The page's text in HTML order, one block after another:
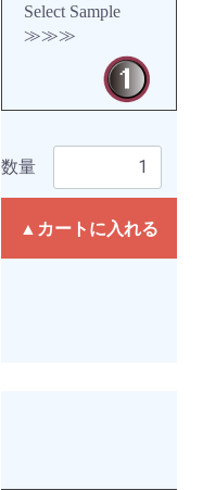
Select Sample
≫≫≫
数量
▲カートに入れる